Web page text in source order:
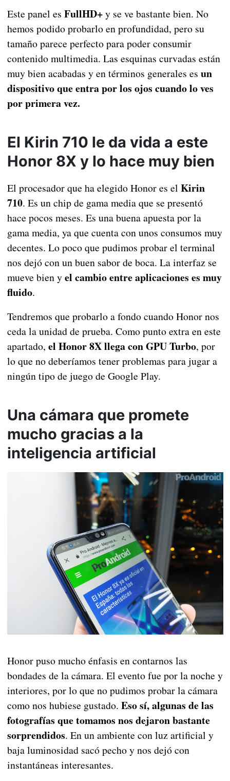
Este panel es FullHD+y se ve bastante bien. No
hemos podido probarlo en profundidad, pero su
tamaño parece perfecto para poder consumir
contenido multimedia. Las esquinas curvadas están
muy bien acabadas y en términos generales es un
dispositivo que entra por los ojos cuando lo ves
por primera vez.
El Kirin 710 le da vida a este
Honor 8X y lo hace muy bien
El procesador que ha elegido Honor es el Kirin
710. Es un chip de gama media que se presentó
hace pocos meses. Es una buena apuesta por la
gama media, ya que cuenta con unos consumos muy
decentes. Lo poco que pudimos probar el terminal
nos dejó con un buen sabor de boca. La interfaz se
mueve bien yel cambio entre aplicaciones es muy
fluido.
Tendremos que probarlo a fondo cuando Honor nos
ceda la unidad de prueba. Como punto extra en este
apartado, el Honor 8X llega con GPU Turbo, por
lo que no deberíamos tener problemas para jugar a
ningún tipo de juego de Google Play.
Una cámara que promete
mucho gracias a la
inteligencia artificial
Honor puso mucho énfasis en contarnos las
bondades de la cámara. El evento fue por la noche y
interiores, por lo que no pudimos probar la cámara
como nos hubiese gustado. Eso sí, algunas de las
fotografías que tomamos nos dejaron bastante
sorprendidos. En un ambiente con luz artificial y
baja luminosidad sacó pecho y nos dejó con
instantáneas interesantes.